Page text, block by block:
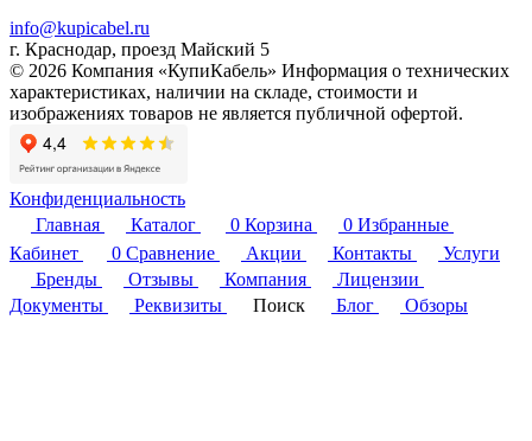
info@kupicabel.ru
г. Краснодар, проезд Майский 5
© 2026 Компания «КупиКабель» Информация о технических
характеристиках, наличии на складе, стоимости и
изображениях товаров не является публичной офертой.
Конфиденциальность
Главная
Каталог 0 Корзина 0 Избранные
Кабинет
0 Сравнение Акции Контакты
Услуги
Бренды
Отзывы Компания
Лицензии
Документы
Реквизиты Поиск Блог Обзоры